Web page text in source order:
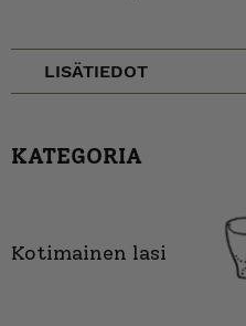
LISÄTIEDOT
KATEGORIA
Kotimainen lasi